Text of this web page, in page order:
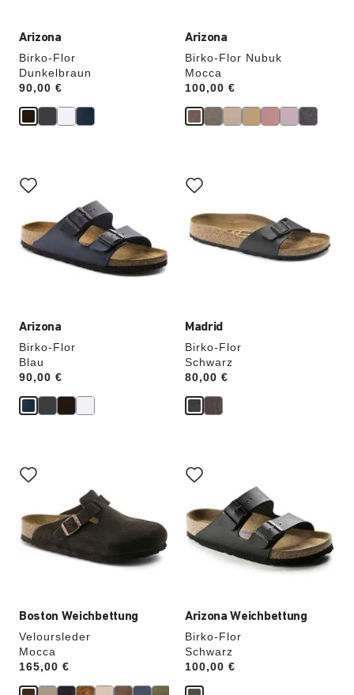
Arizona
Birko-Flor
Dunkelbraun
Price:
90,00 €
Arizona
Birko-Flor Nubuk
Mocca
Price:
100,00 €
Arizona
Birko-Flor
Blau
Price:
90,00 €
Anklicken
der
werden
die
Produktbilder
aktualisiert.
Madrid
Birko-Flor
Schwarz
Price:
80,00 €
Anklicken
der
Farben
werden
die
Produktbilder
Boston Weichbettung
Veloursleder
Mocca
Price:
165,00 €
Anklicken
der
werden
die
Produktbilder
aktualisiert.
Arizona Weichbettung
Birko-Flor
Schwarz
Price:
100,00 €
Anklicken
der
werden
die
Produktbilder
aktualisiert.